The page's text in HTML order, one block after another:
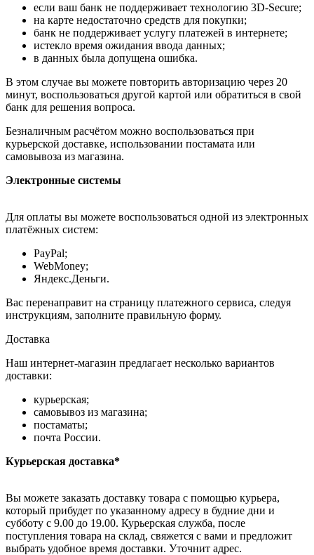
если ваш банк не поддерживает технологию 3D-Secure;
на карте недостаточно средств для покупки;
банк не поддерживает услугу платежей в интернете;
истекло время ожидания ввода данных;
в данных была допущена ошибка.
В этом случае вы можете повторить авторизацию через 20
минут, воспользоваться другой картой или обратиться в свой
банк для решения вопроса.
Безналичным расчётом можно воспользоваться при
курьерской доставке, использовании постамата или
самовывоза из магазина.
Электронные системы
Для оплаты вы можете воспользоваться одной из электронных
платёжных систем:
PayPal;
WebMoney;
Яндекс.Деньги.
Вас перенаправит на страницу платежного сервиса, следуя
инструкциям, заполните правильную форму.
Доставка
Наш интернет-магазин предлагает несколько вариантов
доставки:
курьерская;
самовывоз из магазина;
постаматы;
почта России.
Курьерская доставка*
Вы можете заказать доставку товара с помощью курьера,
который прибудет по указанному адресу в будние дни и
субботу с 9.00 до 19.00. Курьерская служба, после
поступления товара на склад, свяжется с вами и предложит
выбрать удобное время доставки. Уточнит адрес.